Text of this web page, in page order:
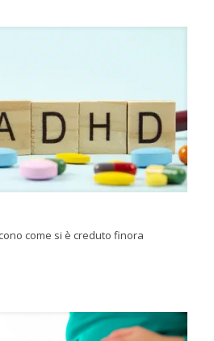
come si è creduto finora